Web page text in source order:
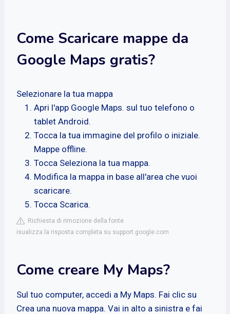
Come Scaricare mappe da
Google Maps gratis?
Selezionare la tua mappa
Apri l'app Google Maps. sul tuo telefono o
tablet Android.
Tocca la tua immagine del profilo o iniziale.
Mappe offline.
Tocca Seleziona la tua mappa.
Modifica la mappa in base all'area che vuoi
scaricare.
Tocca Scarica.
Richiesta di rimozione della fonte
isualizza la risposta completa su support.google.com
Come creare My Maps?
Sul tuo computer, accedi a My Maps. Fai clic su
Crea una nuova mappa. Vai in alto a sinistra e fai